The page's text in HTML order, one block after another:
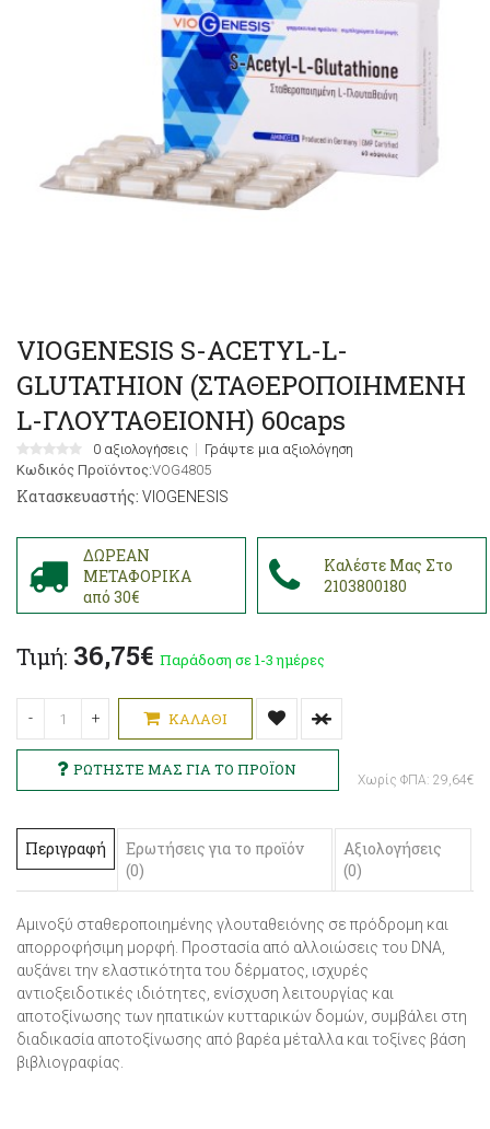
VIOGENESIS S-ACETYL-L-
GLUTATHION (ΣΤΑΘΕΡΟΠΟΙΗΜΕΝΗ
L-ΓΛΟΥΤΑΘΕΙΟΝΗ) 60caps
0 αξιολογήσεις
Γράψτε μια αξιολόγηση
Κωδικός Προϊόντος:VOG4805
Κατασκευαστής: VIOGENESIS
ΔΩΡΕΑΝ
ΜΕΤΑΦΟΡΙΚΑ
από 30€
Καλέστε Μας Στο
2103800180
Τιμή: 36,75€ Παράδοση σε 1-3 ημέρες
- + ΚΑΛΆΘΙ
Χωρίς ΦΠΑ: 29,64€
Περιγραφή
Ερωτήσεις για το προϊόν
(0)
Αξιολογήσεις
(0)
Αμινοξύ σταθεροποιημένης γλουταθειόνης σε πρόδρομη και
απορροφήσιμη μορφή. Προστασία από αλλοιώσεις του DNA,
αυξάνει την ελαστικότητα του δέρματος, ισχυρές
αντιοξειδοτικές ιδιότητες, ενίσχυση λειτουργίας και
αποτοξίνωσης των ηπατικών κυτταρικών δομών, συμβάλει στη
διαδικασία αποτοξίνωσης από βαρέα μέταλλα και τοξίνες βάση
βιβλιογραφίας.